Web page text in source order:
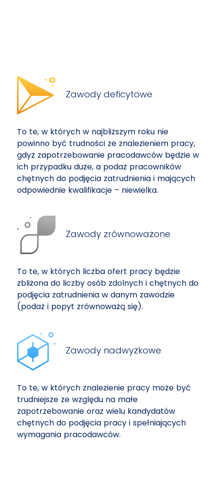
Zawody deficytowe
To te, w których w najbliższym roku nie
powinno być trudności ze znalezieniem pracy,
gdyż zapotrzebowanie pracodawców będzie w
ich przypadku duże, a podaż pracowników
chętnych do podjęcia zatrudnienia i mających
odpowiednie kwalifikacje – niewielka.
Zawody zrównoważone
To te, w których liczba ofert pracy będzie
zbliżona do liczby osób zdolnych i chętnych do
podjęcia zatrudnienia w danym zawodzie
(podaż i popyt zrównoważą się).
Zawody nadwyżkowe
To te, w których znalezienie pracy może być
trudniejsze ze względu na małe
zapotrzebowanie oraz wielu kandydatów
chętnych do podjęcia pracy i spełniających
wymagania pracodawców.